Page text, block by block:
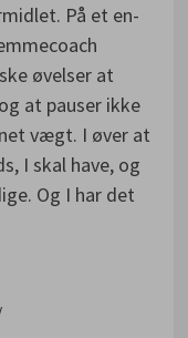
På et en-
øvelser at
at pauser ikke
vægt. I øver at
I skal have, og
Og I har det